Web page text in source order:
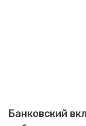
Банковский